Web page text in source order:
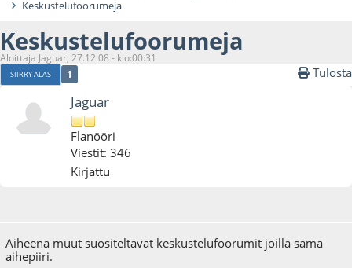
Keskustelufoorumeja
Keskustelufoorumeja
Aloittaja Jaguar, 27.12.08 - klo:00:31
SIIRRY ALAS 1 Tulosta
Jaguar
Flanööri
Viestit: 346
Kirjattu
Aiheena muut suositeltavat keskustelufoorumit joilla sama
aihepiiri.